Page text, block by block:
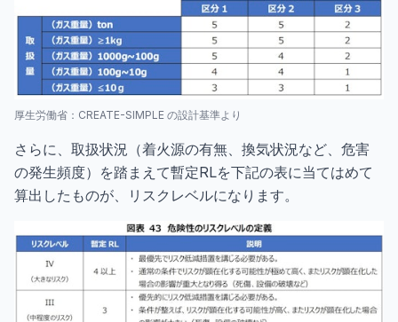
厚生労働省：CREATE-SIMPLE の設計基準より
さらに、取扱状況（着火源の有無、換気状況など、危害
の発生頻度）を踏まえて暫定RLを下記の表に当てはめて
算出したものが、リスクレベルになります。